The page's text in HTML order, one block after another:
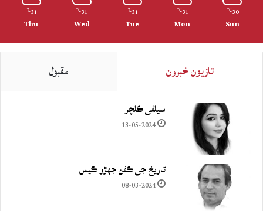
30
℃
Sun
31
℃
Mon
31
℃
Tue
31
℃
Wed
31
℃
Thu
تازيون خبرون مقبول
سيلفي ڪلچر
13-05-2024
تاريخ جي ڪفن جھڙو ڪيس
08-03-2024